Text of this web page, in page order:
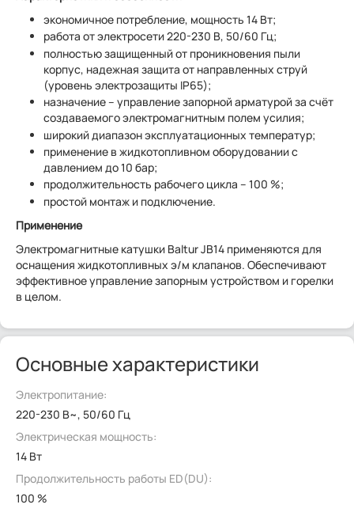
экономичное потребление, мощность 14 Вт;
работа от электросети 220-230 В, 50/60 Гц;
полностью защищенный от проникновения пыли
корпус, надежная защита от направленных струй
(уровень электрозащиты IP65);
назначение – управление запорной арматурой за счёт
создаваемого электромагнитным полем усилия;
широкий диапазон эксплуатационных температур;
применение в жидкотопливном оборудовании с
давлением до 10 бар;
продолжительность рабочего цикла – 100 %;
простой монтаж и подключение.
Применение
Электромагнитные катушки Baltur JB14 применяются для
оснащения жидкотопливных э/м клапанов. Обеспечивают
эффективное управление запорным устройством и горелки
в целом.
Основные характеристики
Электропитание:
220-230 В~, 50/60 Гц
Электрическая мощность:
14 Вт
Продолжительность работы ED(DU):
100 %